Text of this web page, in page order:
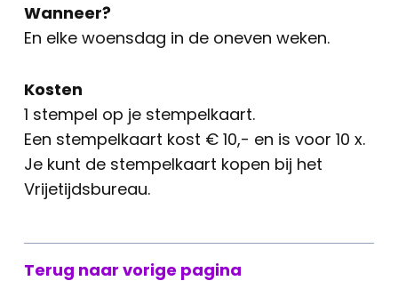
Wanneer?
En elke woensdag in de oneven weken.
Kosten
1 stempel op je stempelkaart.
Een stempelkaart kost € 10,- en is voor 10 x.
Je kunt de stempelkaart kopen bij het
Vrijetijdsbureau.
Terug naar vorige pagina